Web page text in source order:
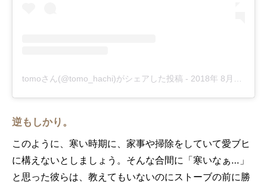
tomoさん(@tomo_hachi)がシェアした投稿 - 2018年 8月月7日午前4時49分PDT
逆もしかり。
このように、寒い時期に、家事や掃除をしていて愛ブヒ
に構えないとしましょう。そんな合間に「寒いなぁ…」
と思った彼らは、教えてもいないのにストーブの前に勝